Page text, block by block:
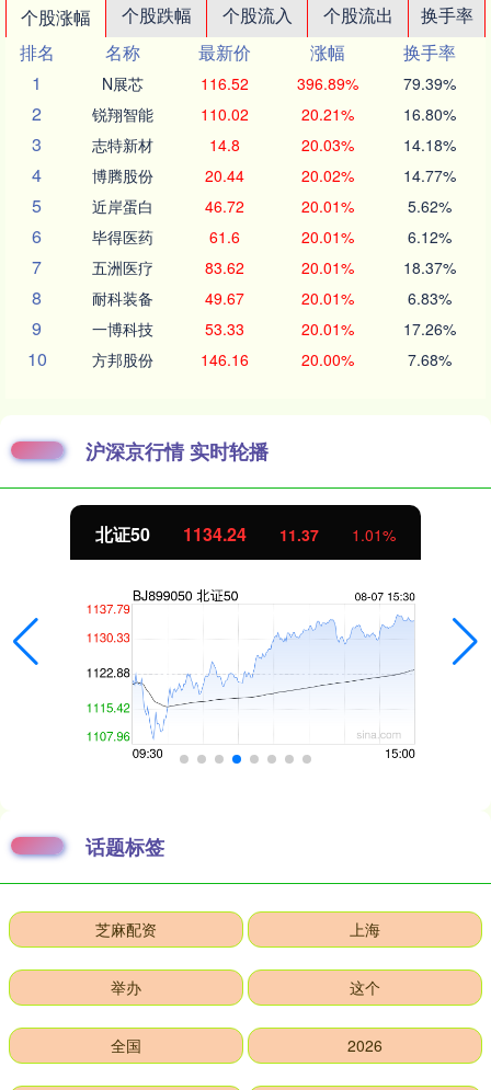
个股涨幅 个股跌幅 个股流入 个股流出
换手率
排名
名称 最新价 涨幅
换手率
1
N展芯 116.52 396.89% 79.39%
2 锐翔智能 110.02 20.21% 16.80%
3 志特新材 14.8 20.03% 14.18%
4 博腾股份 20.44 20.02% 14.77%
5 近岸蛋白 46.72 20.01% 5.62%
6 毕得医药 61.6 20.01% 6.12%
7 五洲医疗 83.62 20.01% 18.37%
8 耐科装备 49.67 20.01% 6.83%
9 一博科技 53.33 20.01% 17.26%
10 方邦股份 146.16 20.00% 7.68%
沪深京行情 实时轮播
北证50 1134.24 11.37 1.01%
话题标签
芝麻配资 上海
举办 这个
全国 2026